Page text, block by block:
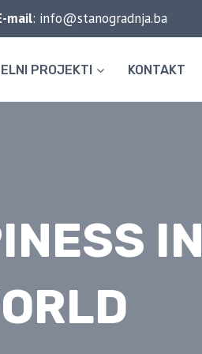
mail: info@stanogradnja.ba
PROJEKTI KONTAKT
IN